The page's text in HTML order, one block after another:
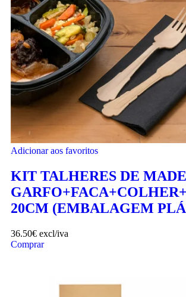
Adicionar aos favoritos
KIT TALHERES DE
20CM (EMBALAGEM
36.50€ excl/iva
Comprar